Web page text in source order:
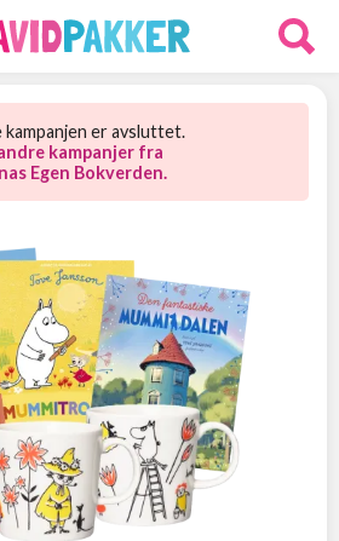
kampanjen er avsluttet.
kampanjer fra
Egen Bokverden.